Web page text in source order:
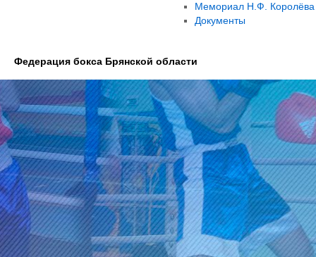
Мемориал Н.Ф. Королёва
Документы
Федерация бокса Брянской области